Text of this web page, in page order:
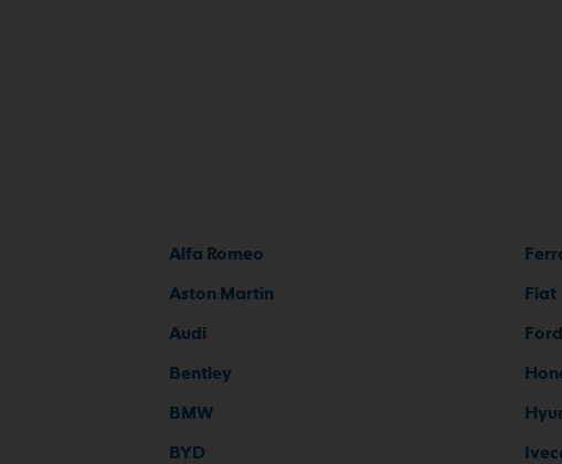
Alfa Romeo
Aston Martin
Audi
Bentley
BMW
BYD
Fiat
Ford